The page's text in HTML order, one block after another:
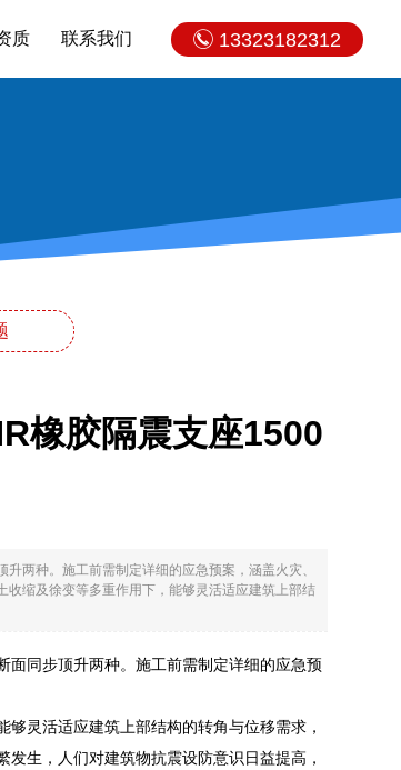
13323182312
质 联系我们
橡胶隔震支座1500
两种。施工前需制定详细的应急预案，涵盖火灾、
缩及徐变等多重作用下，能够灵活适应建筑上部结
面同步顶升两种。施工前需制定详细的应急预
灵活适应建筑上部结构的转角与位移需求，
生，人们对建筑物抗震设防意识日益提高，